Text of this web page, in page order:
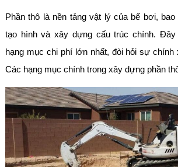
Phần thô là nền tảng vật lý của bể bơi,
tạo hình và xây dựng cấu trúc chính.
hạng mục chi phí lớn nhất, đòi hỏi sự chính
Các hạng mục chính trong xây dựng phần